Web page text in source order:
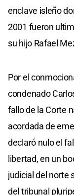
enclave isleño
2001 fueron
su hijo Rafael
Por el
condenado
fallo de la Corte
acordada de
declaró nulo el
libertad, en un
judicial del norte
del tribunal